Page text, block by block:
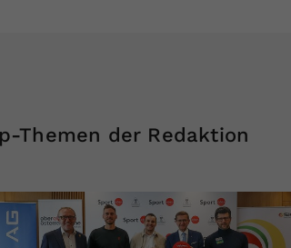
Themen der Redaktion